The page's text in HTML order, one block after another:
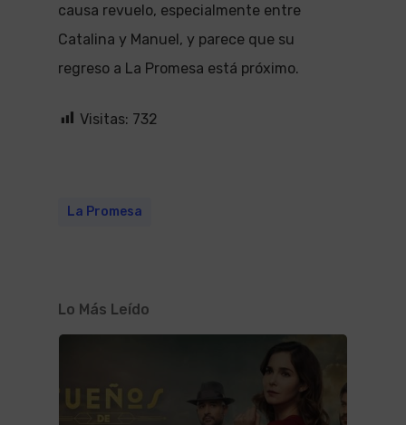
causa revuelo, especialmente entre
Catalina y Manuel, y parece que su
regreso a La Promesa está próximo.
Visitas: 732
La Promesa
Lo Más Leído